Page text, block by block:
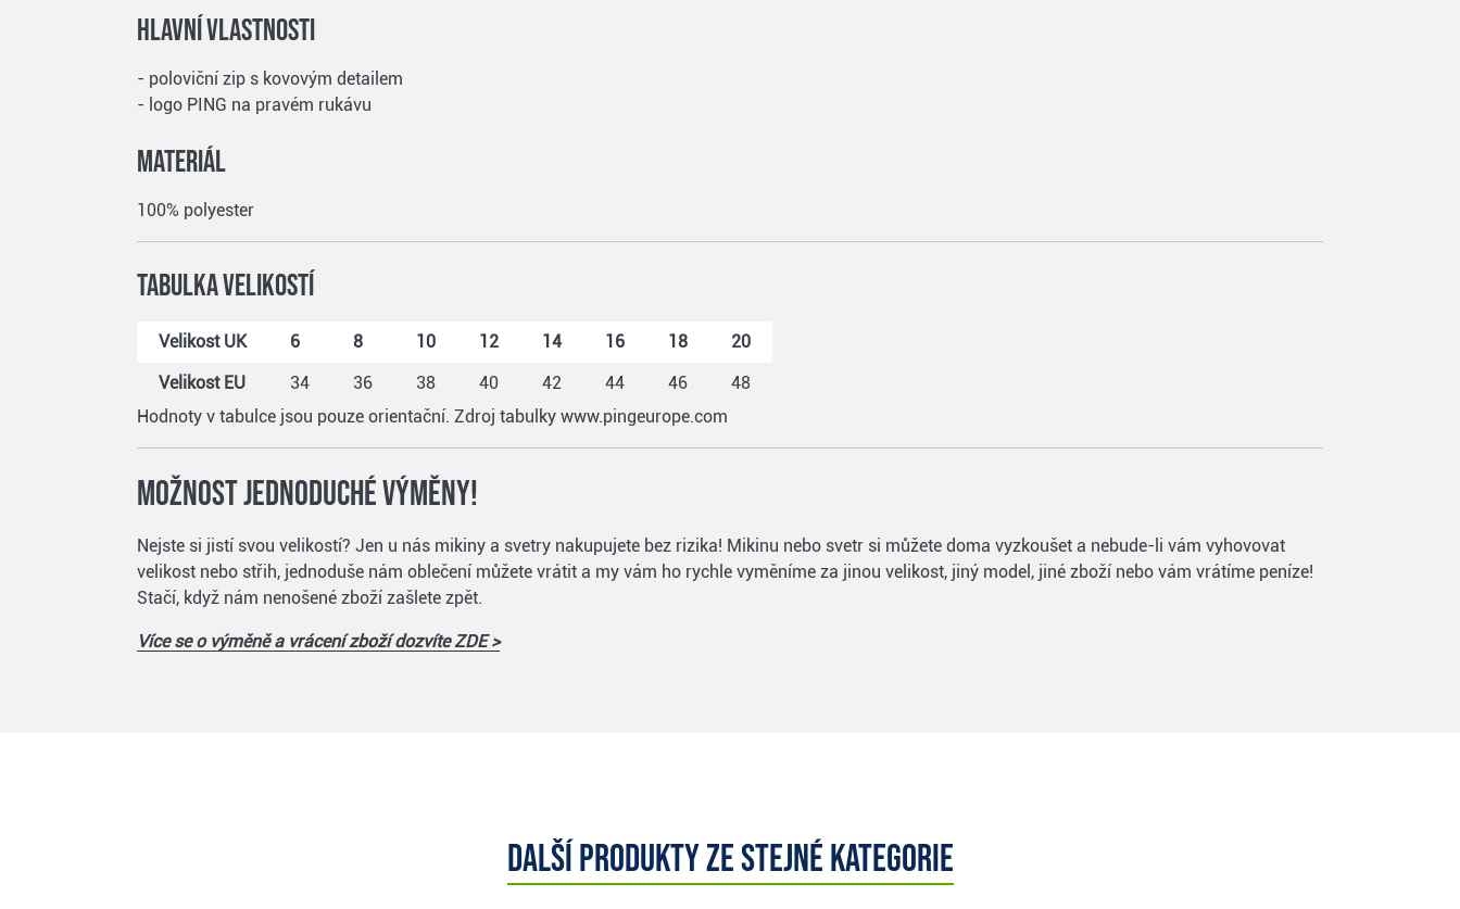
Hlavní vlastnosti
- poloviční zip s kovovým detailem
- logo PING na pravém rukávu
Materiál
100% polyester
Tabulka velikostí
Velikost UK 6 8 10 12 14 16 18
20
Velikost EU
34 36 38 40 42 44 46
48
Hodnoty v tabulce jsou pouze orientační. Zdroj tabulky www.pingeurope.com
Možnost jednoduché výměny!
Nejste si jistí svou velikostí? Jen u nás mikiny a svetry nakupujete bez rizika! Mikinu nebo svetr si můžete doma vyzkoušet a nebude-li vám vyhovovat
velikost nebo střih, jednoduše nám oblečení můžete vrátit a my vám ho rychle vyměníme za jinou velikost, jiný model, jiné zboží nebo vám vrátíme peníze!
Stačí, když nám nenošené zboží zašlete zpět.
Více se o výměně a vrácení zboží dozvíte ZDE >
Další produkty ze stejné kategorie